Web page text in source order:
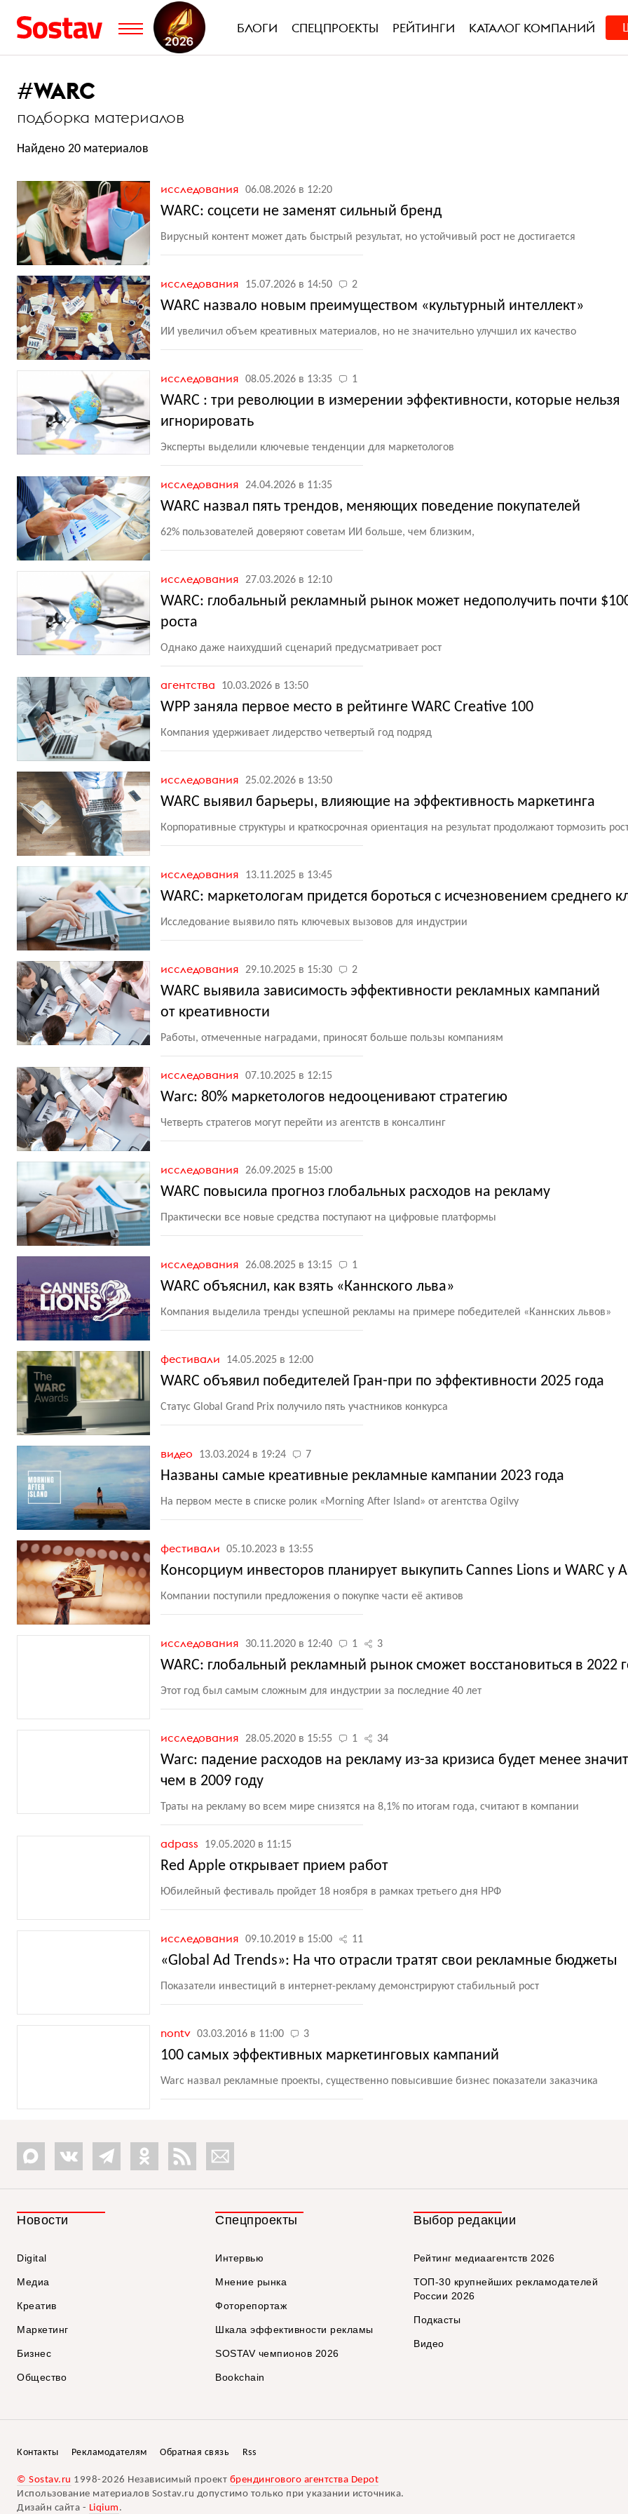
БЛОГИ СПЕЦПРОЕКТЫ РЕЙТИНГИ КАТАЛОГ КОМПАНИЙ
#WARC
подборка материалов
Найдено 20 материалов
исследования 06.08.2026 в 12:20
WARC: соцсети не заменят сильный бренд
Вирусный контент может дать быстрый результат, но устойчивый рост не достигается
исследования 15.07.2026 в 14:50 2
WARC назвало новым преимуществом «культурный интеллект»
ИИ увеличил объем креативных материалов, но не значительно улучшил их качество
исследования 08.05.2026 в 13:35 1
WARC : три революции в измерении эффективности, которые нельзя
игнорировать
Эксперты выделили ключевые тенденции для маркетологов
исследования 24.04.2026 в 11:35
WARC назвал пять трендов, меняющих поведение покупателей
62% пользователей доверяют советам ИИ больше, чем близким,
исследования 27.03.2026 в 12:10
WARC: глобальный рекламный рынок может недополучить почти
роста
Однако даже наихудший сценарий предусматривает рост
агентства 10.03.2026 в 13:50
WPP заняла первое место в рейтинге WARC Creative 100
Компания удерживает лидерство четвертый год подряд
исследования 25.02.2026 в 13:50
WARC выявил барьеры, влияющие на эффективность маркетинга
Корпоративные структуры и краткосрочная ориентация на результат продолжают тормозить
исследования 13.11.2025 в 13:45
WARC: маркетологам придется бороться с исчезновением среднего
Исследование выявило пять ключевых вызовов для индустрии
исследования 29.10.2025 в 15:30 2
WARC выявила зависимость эффективности рекламных кампаний
от креативности
Работы, отмеченные наградами, приносят больше пользы компаниям
исследования 07.10.2025 в 12:15
Warc: 80% маркетологов недооценивают стратегию
Четверть стратегов могут перейти из агентств в консалтинг
исследования 26.09.2025 в 15:00
WARC повысила прогноз глобальных расходов на рекламу
Практически все новые средства поступают на цифровые платформы
исследования 26.08.2025 в 13:15 1
WARC объяснил, как взять «Каннского льва»
Компания выделила тренды успешной рекламы на примере победителей «Каннских львов»
фестивали 14.05.2025 в 12:00
WARC объявил победителей Гран-при по эффективности 2025 года
Статус Global Grand Prix получило пять участников конкурса
видео 13.03.2024 в 19:24 7
Названы самые креативные рекламные кампании 2023 года
На первом месте в списке ролик «Morning After Island» от агентства Ogilvy
фестивали 05.10.2023 в 13:55
Консорциум инвесторов планирует выкупить Cannes Lions и WARC у
Компании поступили предложения о покупке части её активов
исследования 30.11.2020 в 12:40 1 3
WARC: глобальный рекламный рынок сможет восстановиться в 2022
Этот год был самым сложным для индустрии за последние 40 лет
исследования 28.05.2020 в 15:55 1 34
Warc: падение расходов на рекламу из-за кризиса будет менее
чем в 2009 году
Траты на рекламу во всем мире снизятся на 8,1% по итогам года, считают в компании
adpass 19.05.2020 в 11:15
Red Apple открывает прием работ
Юбилейный фестиваль пройдет 18 ноября в рамках третьего дня НРФ
исследования 09.10.2019 в 15:00 11
«Global Ad Trends»: На что отрасли тратят свои рекламные бюджеты
Показатели инвестиций в интернет-рекламу демонстрируют стабильный рост
nontv 03.03.2016 в 11:00 3
100 самых эффективных маркетинговых кампаний
Warc назвал рекламные проекты, существенно повысившие бизнес показатели заказчика
Новости
Digital
Медиа
Креатив
Маркетинг
Бизнес
Общество
Спецпроекты
Интервью
Мнение рынка
Фоторепортаж
Шкала эффективности рекламы
SOSTAV чемпионов 2026
Bookchain
Выбор редакции
Рейтинг медиаагентств 2026
ТОП-30 крупнейших рекламодателей
России 2026
Подкасты
Видео
Контакты Рекламодателям Обратная связь Rss
© Sostav.ru 1998-2026 Независимый проект брендингового агентства Depot
Использование материалов Sostav.ru допустимо только при указании источника.
Дизайн сайта - Liqium .